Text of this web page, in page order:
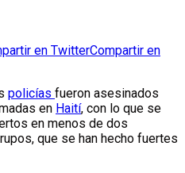
en TwitterCompartir en
policías fueron asesinados
en Haití, con lo que se
en menos de dos
que se han hecho fuertes